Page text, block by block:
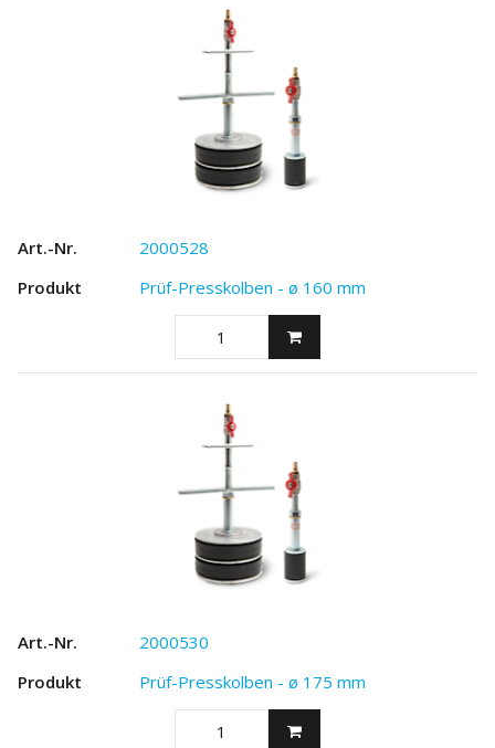
2000528
Prüf-Presskolben - ø 160 mm
2000530
Prüf-Presskolben - ø 175 mm